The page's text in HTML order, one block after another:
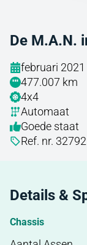
De M.A.N.
februari 2021
477.007 km
4x4
Automaat
Goede staat
Ref. nr.
Details &
Chassis